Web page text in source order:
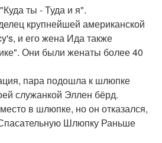
ты - Туда и я".
крупнейшей американской
и его жена Ида также
Они были женаты более 40
пара подошла к шлюпке
служанкой Эллен бёрд.
в шлюпке, но он отказался,
Шлюпку Раньше